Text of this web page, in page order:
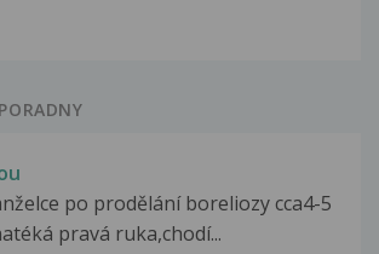
po prodělání boreliozy cca4-5
pravá ruka,chodí...